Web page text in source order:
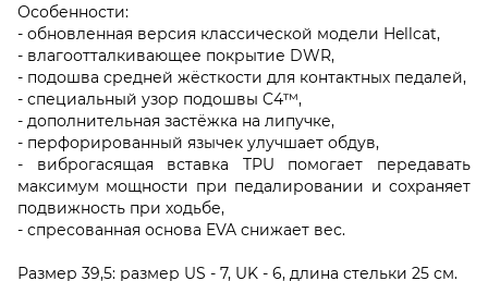
Особенности:
- обновленная версия классической модели Hellcat,
- влагоотталкивающее покрытие DWR,
- подошва средней жёсткости для контактных педалей,
- специальный узор подошвы C4™,
- дополнительная застёжка на липучке,
- перфорированный язычек улучшает обдув,
- виброгасящая вставка TPU помогает передавать
максимум мощности при педалировании и сохраняет
подвижность при ходьбе,
- спресованная основа EVA снижает вес.
Размер 39,5: размер US - 7, UK - 6, длина стельки 25 см.